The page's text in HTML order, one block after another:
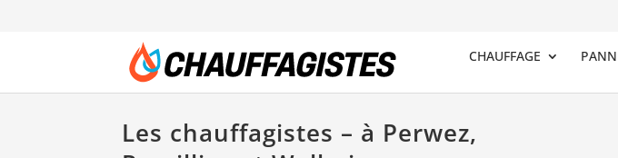
CHAUFFAGE
Les chauffagistes – à Perwez,